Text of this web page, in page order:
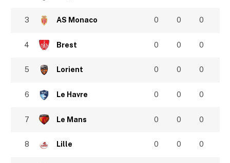
3 AS Monaco 0 0 0
4 Brest 0 0 0
5 Lorient 0 0 0
6 Le Havre 0 0 0
7 Le Mans 0 0 0
8 Lille 0 0 0